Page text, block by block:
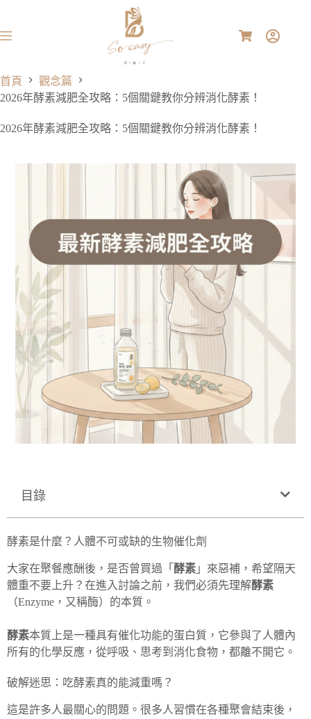
首頁
觀念篇
2026年酵素減肥全攻略：5個關鍵教你分辨消化酵素！
2026年酵素減肥全攻略：5個關鍵教你分辨消化酵素！
目錄
酵素是什麼？人體不可或缺的生物催化劑
大家在聚餐應酬後，是否曾買過「 酵素 」來惡補，希望隔天
體重不要上升？在進入討論之前，我們必須先理解酵素
（Enzyme，又稱酶）的本質。
酵素本質上是一種具有催化功能的蛋白質，它參與了人體內
所有的化學反應，從呼吸、思考到消化食物，都離不開它。
破解迷思：吃酵素真的能減重嗎？
這是許多人最關心的問題。很多人習慣在各種聚會結束後，